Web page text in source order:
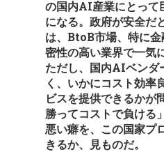
の国内AI産業にとって
になる。政府が安全だ
は、BtoB市場、特に
密性の高い業界で一気
ただし、国内AIベンダ
く、いかにコスト効率
ビスを提供できるかが
勝ってコストで負ける
悪い癖を、この国家プ
きるか、見ものだ。